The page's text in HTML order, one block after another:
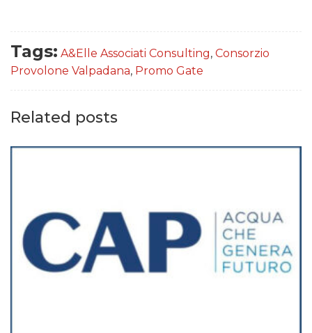
Tags: A&Elle Associati Consulting, Consorzio
Provolone Valpadana, Promo Gate
Related posts